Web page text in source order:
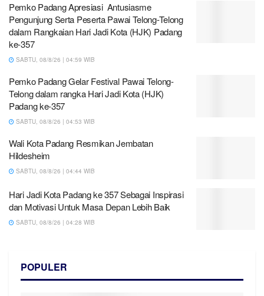
Pemko Padang Apresiasi Antusiasme
Pengunjung Serta Peserta Pawai Telong-Telong
dalam Rangkaian Hari Jadi Kota (HJK) Padang
ke-357
SABTU, 08/8/26 | 04:59 WIB
Pemko Padang Gelar Festival Pawai Telong-
Telong dalam rangka Hari Jadi Kota (HJK)
Padang ke-357
SABTU, 08/8/26 | 04:53 WIB
Wali Kota Padang Resmikan Jembatan
Hildesheim
SABTU, 08/8/26 | 04:44 WIB
Hari Jadi Kota Padang ke 357 Sebagai Inspirasi
dan Motivasi Untuk Masa Depan Lebih Baik
SABTU, 08/8/26 | 04:28 WIB
POPULER